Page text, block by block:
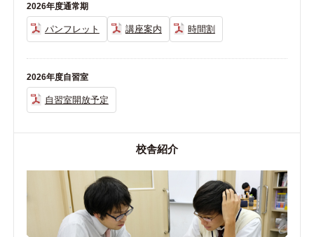
2026年度通常期
パンフレット 講座案内 時間割
2026年度自習室
自習室開放予定
校舎紹介